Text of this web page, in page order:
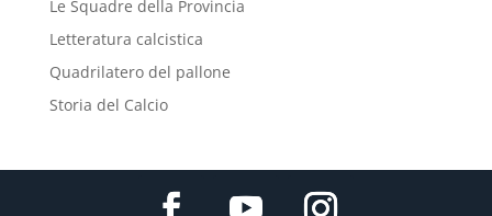
Le Squadre della Provincia
Letteratura calcistica
Quadrilatero del pallone
Storia del Calcio